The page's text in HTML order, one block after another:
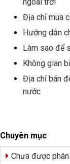
Chuyên mục
Chưa được
Địa chỉ mua
Hướng dẫn
Làm sao để
Không gian
Địa chỉ bán
nước